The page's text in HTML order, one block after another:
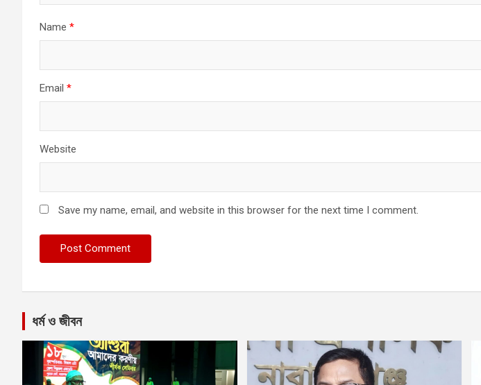
Name *
Email *
Website
Save my name, email, and website in this browser for the next time I comment.
ধর্ম ও জীবন